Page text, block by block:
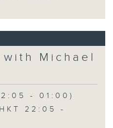
Michael
- 01:00)
22:05 -